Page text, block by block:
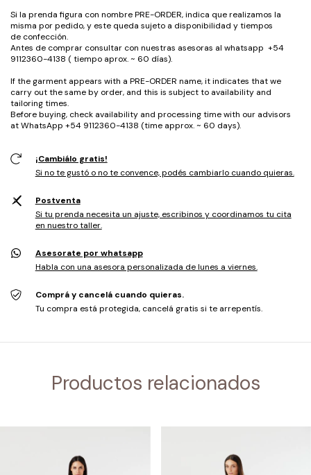
Si la prenda figura con nombre PRE-ORDER, indica que realizamos la
misma por pedido, y este queda sujeto a disponibilidad y tiempos
de confección.
Antes de comprar consultar con nuestras asesoras al whatsapp +54
9112360-4138 ( tiempo aprox. ~ 60 días).
If the garment appears with a PRE-ORDER name, it indicates that we
carry out the same by order, and this is subject to availability and
tailoring times.
Before buying, check availability and processing time with our advisors
at WhatsApp +54 9112360-4138 (time approx. ~ 60 days).
¡Cambiálo gratis!
Si no te gustó o no te convence, podés cambiarlo cuando quieras.
Postventa
Si tu prenda necesita un ajuste, escribinos y coordinamos tu cita
en nuestro taller.
Asesorate por whatsapp
Habla con una asesora personalizada de lunes a viernes.
Comprá y cancelá cuando quieras.
Tu compra está protegida, cancelá gratis si te arrepentís.
Productos relacionados